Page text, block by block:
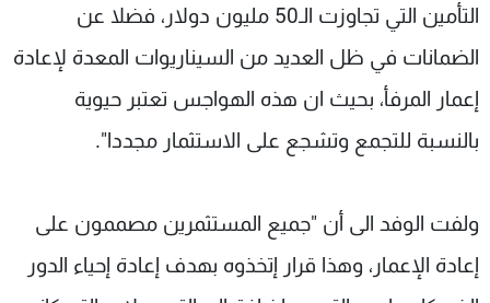
التأمين التي تجاوزت الـ50 مليون دولار، فضلا عن
الضمانات في ظل العديد من السيناريوات المعدة لإعادة
إعمار المرفأ، بحيث ان هذه الهواجس تعتبر حيوية
بالنسبة للتجمع وتشجع على الاستثمار مجددا".
ولفت الوفد الى أن "جميع المستثمرين مصممون على
إعادة الإعمار، وهذا قرار إتخذوه بهدف إعادة إحياء الدور